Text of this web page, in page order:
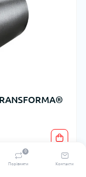
Порівняти
0
Контакти